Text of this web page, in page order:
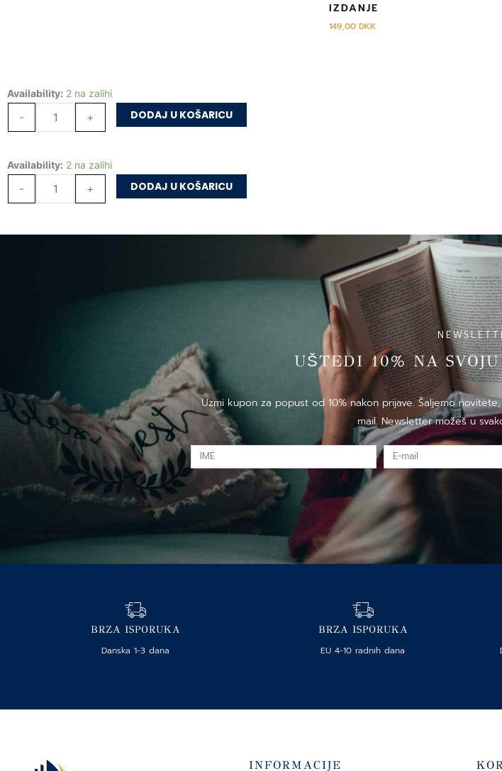
IZDANJE
149,00DKK
Availability: 2 na zalihi
-
Nebeska
Žive
–
količina
+ DODAJ U KOŠARICU
Availability: 2 na zalihi
-
Nebeska
Žive
–
+ DODAJ U KOŠARICU
UŠTEDI 10% NA
Uzmi kupon za popust od 10% nakon prijave. Šaljemo
mail. Newsletter možeš u
IME
E-
mail
BRZA ISPORUKA
Danska 1-3 dana
BRZA ISPORUKA
EU 4-10 radnih dana
INFORMACIJE